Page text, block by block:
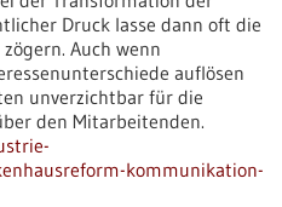
Druck lasse dann oft die
Auch wenn
auflösen
unverzichtbar für die
den Mitarbeitenden.
kommunikation-